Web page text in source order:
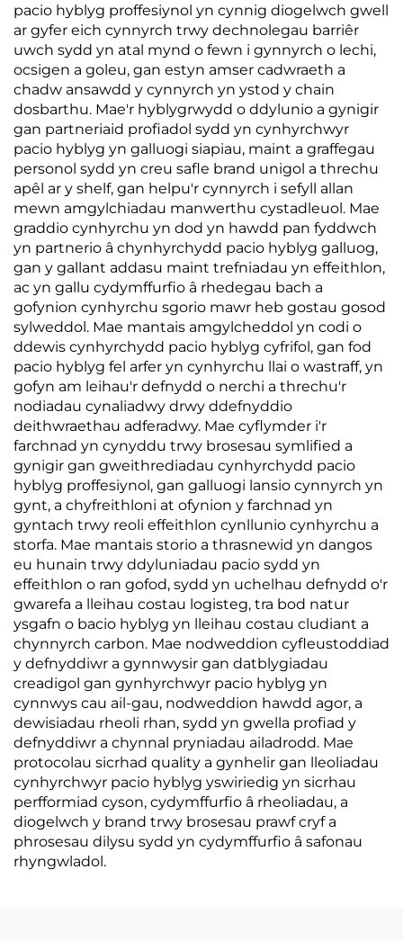
pacio hyblyg proffesiynol yn cynnig diogelwch gwell
ar gyfer eich cynnyrch trwy dechnolegau barriêr
uwch sydd yn atal mynd o fewn i gynnyrch o lechi,
ocsigen a goleu, gan estyn amser cadwraeth a
chadw ansawdd y cynnyrch yn ystod y chain
dosbarthu. Mae'r hyblygrwydd o ddylunio a gynigir
gan partneriaid profiadol sydd yn cynhyrchwyr
pacio hyblyg yn galluogi siapiau, maint a graffegau
personol sydd yn creu safle brand unigol a threchu
apêl ar y shelf, gan helpu'r cynnyrch i sefyll allan
mewn amgylchiadau manwerthu cystadleuol. Mae
graddio cynhyrchu yn dod yn hawdd pan fyddwch
yn partnerio â chynhyrchydd pacio hyblyg galluog,
gan y gallant addasu maint trefniadau yn effeithlon,
ac yn gallu cydymffurfio â rhedegau bach a
gofynion cynhyrchu sgorio mawr heb gostau gosod
sylweddol. Mae mantais amgylcheddol yn codi o
ddewis cynhyrchydd pacio hyblyg cyfrifol, gan fod
pacio hyblyg fel arfer yn cynhyrchu llai o wastraff, yn
gofyn am leihau'r defnydd o nerchi a threchu'r
nodiadau cynaliadwy drwy ddefnyddio
deithwraethau adferadwy. Mae cyflymder i'r
farchnad yn cynyddu trwy brosesau symlified a
gynigir gan gweithrediadau cynhyrchydd pacio
hyblyg proffesiynol, gan galluogi lansio cynnyrch yn
gynt, a chyfreithloni at ofynion y farchnad yn
gyntach trwy reoli effeithlon cynllunio cynhyrchu a
storfa. Mae mantais storio a thrasnewid yn dangos
eu hunain trwy ddyluniadau pacio sydd yn
effeithlon o ran gofod, sydd yn uchelhau defnydd o'r
gwarefa a lleihau costau logisteg, tra bod natur
ysgafn o bacio hyblyg yn lleihau costau cludiant a
chynnyrch carbon. Mae nodweddion cyfleustoddiad
y defnyddiwr a gynnwysir gan datblygiadau
creadigol gan gynhyrchwyr pacio hyblyg yn
cynnwys cau ail-gau, nodweddion hawdd agor, a
dewisiadau rheoli rhan, sydd yn gwella profiad y
defnyddiwr a chynnal pryniadau ailadrodd. Mae
protocolau sicrhad quality a gynhelir gan lleoliadau
cynhyrchwyr pacio hyblyg yswiriedig yn sicrhau
perfformiad cyson, cydymffurfio â rheoliadau, a
diogelwch y brand trwy brosesau prawf cryf a
phrosesau dilysu sydd yn cydymffurfio â safonau
rhyngwladol.